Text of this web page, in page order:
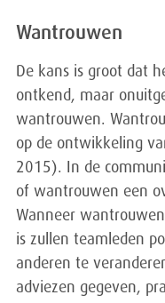
Wantrouwen
De kans is groot dat
ontkend, maar
wantrouwen.
op de ontwikkeling
2015). In de
of wantrouwen een
Wanneer
is zullen teamleden
anderen te
adviezen gegeven,